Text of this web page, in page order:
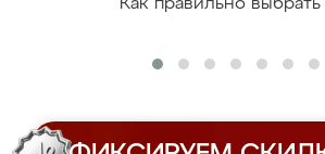
Как правильно